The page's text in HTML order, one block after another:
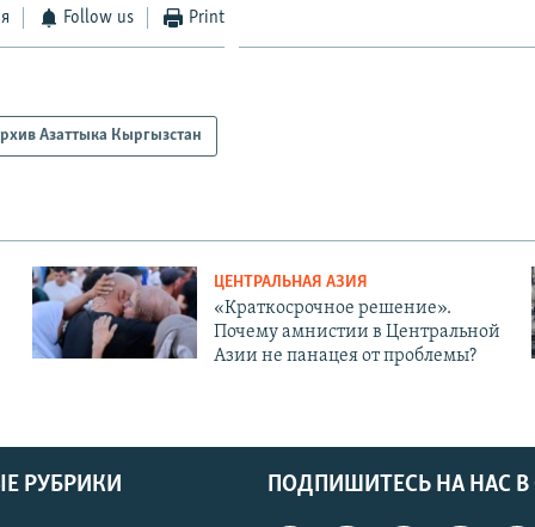
Follow us Print
Азаттыка Кыргызстан
ЦЕНТРАЛЬНАЯ АЗИЯ
«Краткосрочное решение».
Почему амнистии в Центральной
Азии не панацея от проблемы?
ПОДПИШИТЕСЬ НА НАС В
РУБРИКИ